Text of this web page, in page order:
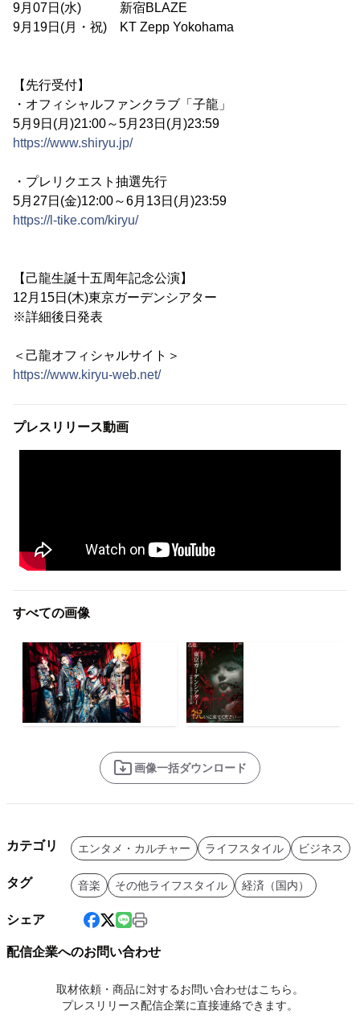
9月07日(水) 新宿BLAZE
9月19日(月・祝) KT Zepp Yokohama
【先行受付】
・オフィシャルファンクラブ「子龍」
5月9日(月)21:00～5月23日(月)23:59
https://www.shiryu.jp/
・プレリクエスト抽選先行
5月27日(金)12:00～6月13日(月)23:59
https://l-tike.com/kiryu/
【己龍生誕十五周年記念公演】
12月15日(木)東京ガーデンシアター
※詳細後日発表
＜己龍オフィシャルサイト＞
https://www.kiryu-web.net/
プレスリリース動画
すべての画像
画像一括ダウンロード
カテゴリ エンタメ・カルチャー ライフスタイル ビジネス
タグ 音楽 その他ライフスタイル 経済（国内）
シェア
配信企業へのお問い合わせ
取材依頼・商品に対するお問い合わせはこちら。
プレスリリース配信企業に直接連絡できます。